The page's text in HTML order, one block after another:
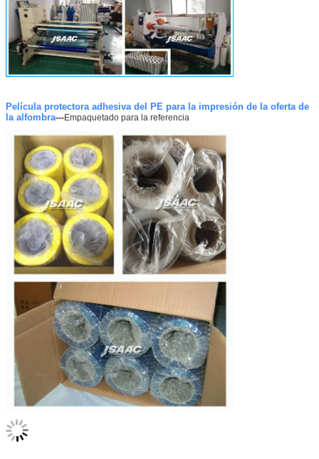
Película protectora adhesiva del PE para la impresión de la oferta de
la alfombra---Empaquetado para la referencia